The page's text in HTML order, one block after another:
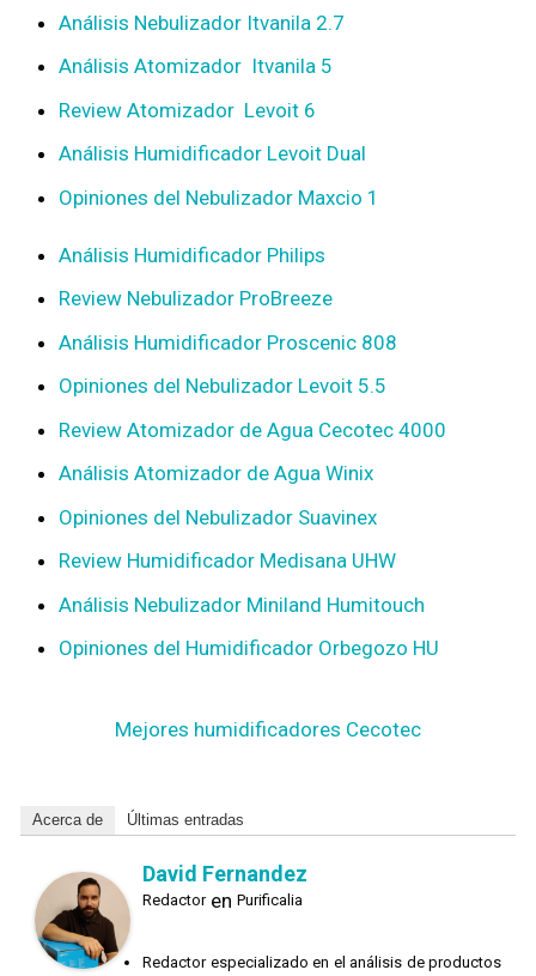
Análisis Nebulizador Itvanila 2.7
Análisis Atomizador Itvanila 5
Review Atomizador Levoit 6
Análisis Humidificador Levoit Dual
Opiniones del Nebulizador Maxcio 1
Análisis Humidificador Philips
Review Nebulizador ProBreeze
Análisis Humidificador Proscenic 808
Opiniones del Nebulizador Levoit 5.5
Review Atomizador de Agua Cecotec 4000
Análisis Atomizador de Agua Winix
Opiniones del Nebulizador Suavinex
Review Humidificador Medisana UHW
Análisis Nebulizador Miniland Humitouch
Opiniones del Humidificador Orbegozo HU
Mejores humidificadores Cecotec
Acerca de Últimas entradas
David Fernandez
Redactoren Purificalia
Redactor especializado en el análisis de productos